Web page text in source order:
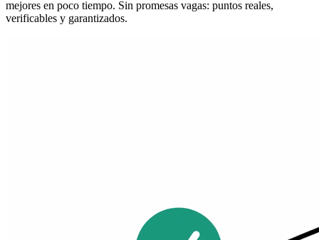
mejores en poco tiempo. Sin promesas vagas: puntos reales,
verificables y garantizados.